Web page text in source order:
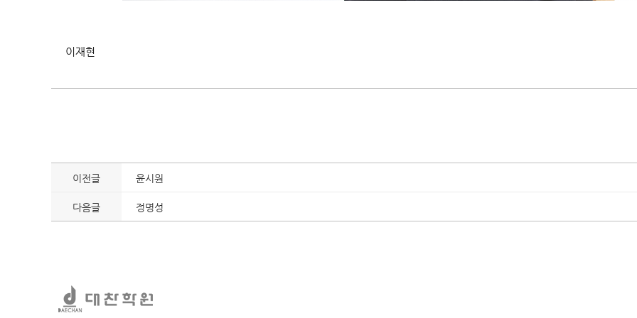
이재현​
이전글 윤시원
다음글 정명성